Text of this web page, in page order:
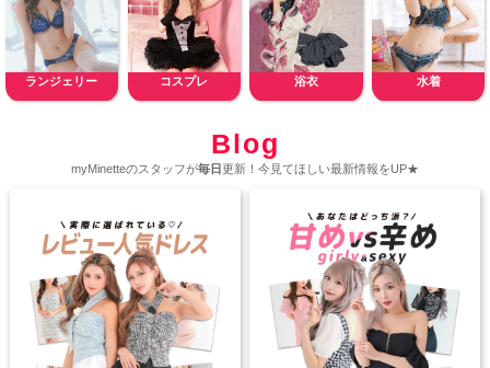
ランジェリー コスプレ 浴衣 水着
Blog
myMinetteのスタッフが毎日 更新！今見てほしい最新情報をUP★